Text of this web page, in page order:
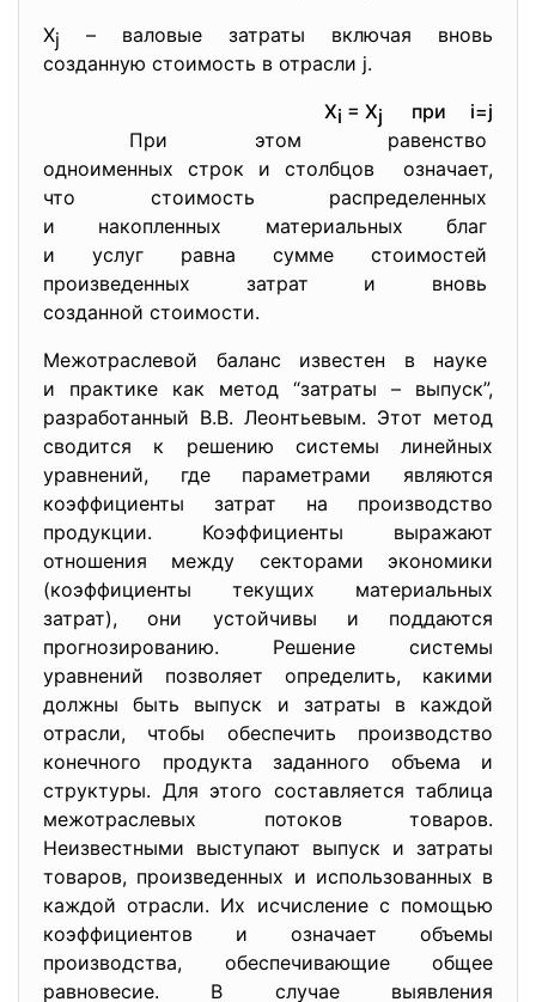
Xj – валовые затраты включая вновь
созданную стоимость в отрасли j.
Xi = Xj при i=j
При этом равенство
одноименных строк и столбцов означает,
что стоимость распределенных
и накопленных материальных благ
и услуг равна сумме стоимостей
произведенных затрат и вновь
созданной стоимости.
Межотраслевой баланс известен в науке
и практике как метод “затраты – выпуск”,
разработанный В.В. Леонтьевым. Этот метод
сводится к решению системы линейных
уравнений, где параметрами являются
коэффициенты затрат на производство
продукции. Коэффициенты выражают
отношения между секторами экономики
(коэффициенты текущих материальных
затрат), они устойчивы и поддаются
прогнозированию. Решение системы
уравнений позволяет определить, какими
должны быть выпуск и затраты в каждой
отрасли, чтобы обеспечить производство
конечного продукта заданного объема и
структуры. Для этого составляется таблица
межотраслевых потоков товаров.
Неизвестными выступают выпуск и затраты
товаров, произведенных и использованных в
каждой отрасли. Их исчисление с помощью
коэффициентов и означает объемы
производства, обеспечивающие общее
равновесие. В случае выявления